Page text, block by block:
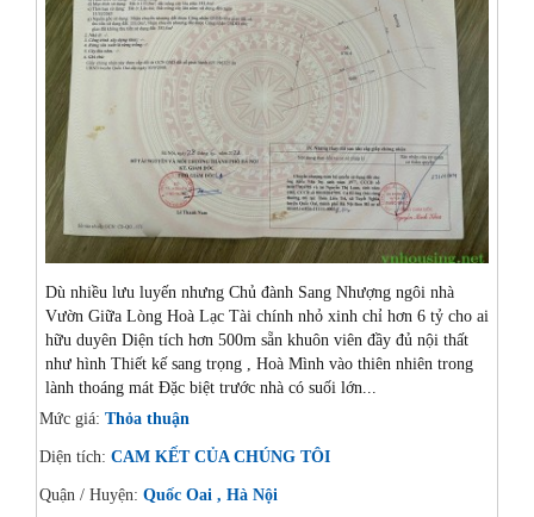
Dù nhiều lưu luyến nhưng Chủ đành Sang Nhượng ngôi nhà
Vườn Giữa Lòng Hoà Lạc Tài chính nhỏ xinh chỉ hơn 6 tỷ cho ai
hữu duyên Diện tích hơn 500m sẵn khuôn viên đầy đủ nội thất
như hình Thiết kế sang trọng , Hoà Mình vào thiên nhiên trong
lành thoáng mát Đặc biệt trước nhà có suối lớn...
Mức giá: Thỏa thuận
Diện tích: CAM KẾT CỦA CHÚNG TÔI
Quận / Huyện: Quốc Oai , Hà Nội